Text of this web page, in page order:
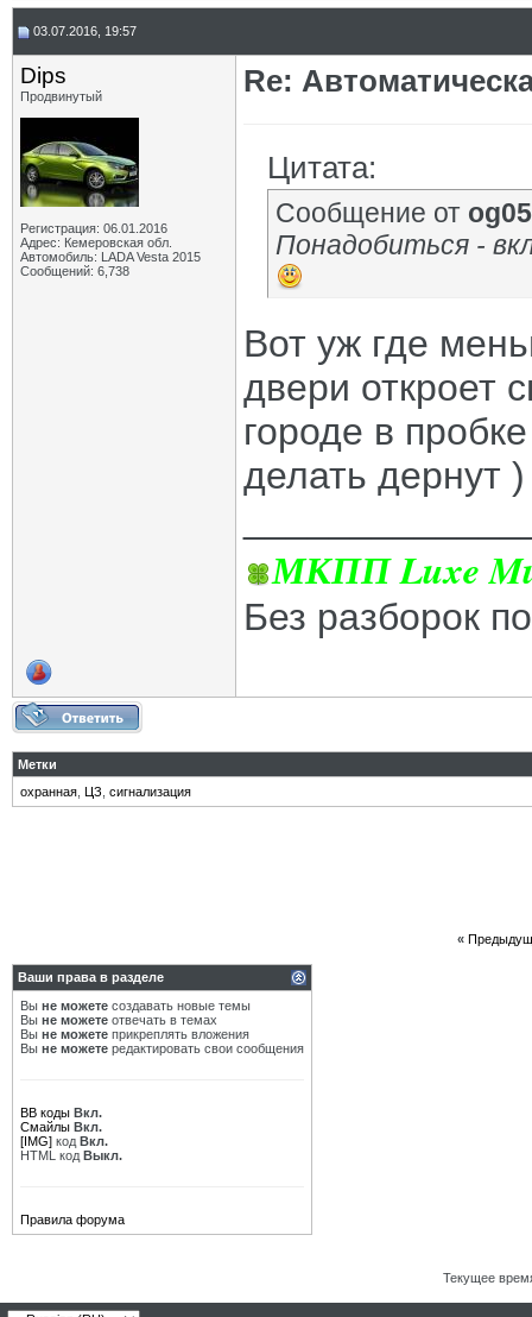
03.07.2016, 19:57
Dips
Продвинутый
Регистрация: 06.01.2016
Адрес: Кемеровская обл.
Автомобиль: LADA Vesta 2015
Сообщений: 6,738
Re:
Цитата:
Сообщение от
Понадобиться -
Вот уж где
двери откроет
городе в
делать дернут )
МКПП Luxe
Без разборок
Метки
охранная ЦЗ сигнализация
«
Ваши права в разделе
Вы не можете создавать новые темы
Вы не можете отвечать в темах
Вы не можете прикреплять вложения
Вы не можете редактировать свои сообщения
BB коды Вкл.
Смайлы Вкл.
[IMG] код Вкл.
HTML код Выкл.
Правила форума
Текущее